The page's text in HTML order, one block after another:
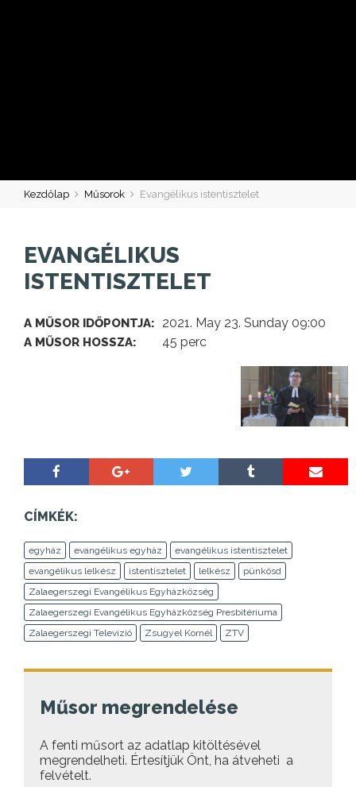
Kezdőlap Műsorok Evangélikus istentisztelet
EVANGÉLIKUS
ISTENTISZTELET
A MŰSOR IDŐPONTJA: 2021. May 23. Sunday 09:00
A MŰSOR HOSSZA: 45 perc
CÍMKÉK:
egyház evangélikus egyház
evangélikus istentisztelet
evangélikus lelkész
istentisztelet lelkész
pünkösd
Zalaegerszegi Evangélikus Egyházközség
Zalaegerszegi Evangélikus Egyházközség Presbitériuma
Zalaegerszegi Televízió
Zsugyel Kornél ZTV
Műsor megrendelése
A fenti műsort az adatlap kitöltésével
megrendelheti. Értesítjük Önt, ha átveheti a
felvételt.